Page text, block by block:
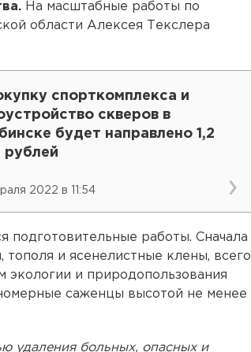
На масштабные работы по
области Алексея Текслера
спорткомплекса и
скверов в
будет направлено 1,2
рублей
2022 в 11:54
подготовительные работы. Сначала
и ясенелистные клены, всего
экологии и природопользования
саженцы высотой не менее
удаления больных, опасных и